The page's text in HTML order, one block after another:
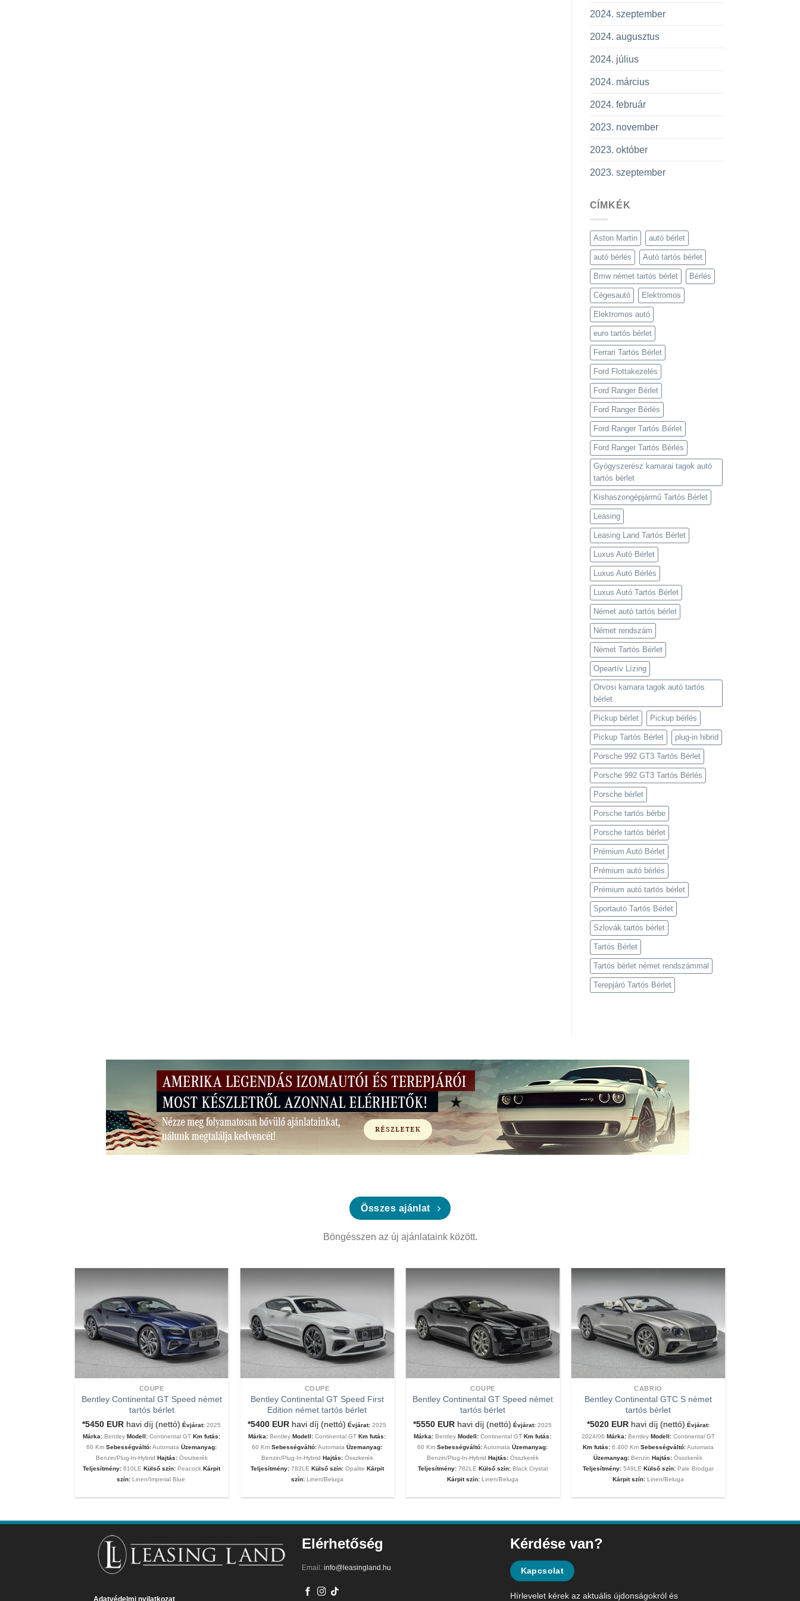
2024. szeptember
2024. augusztus
2024. július
2024. március
2024. február
2023. november
2023. október
2023. szeptember
CÍMKÉK
Aston Martin autó bérlet
autó bérlés Autó tartós bérlet
Bmw német tartós bérlet Bérlés
Cégesautó Elektromos
Elektromos autó
euro tartós bérlet
Ferrari Tartós Bérlet
Ford Flottakezelés
Ford Ranger Bérlet
Ford Ranger Bérlés
Ford Ranger Tartós Bérlet
Ford Ranger Tartós Bérlés
Gyógyszerész kamarai tagok autó
tartós bérlet
Kishaszongépjármű Tartós Bérlet
Leasing
Leasing Land Tartós Bérlet
Luxus Autó Bérlet
Luxus Autó Bérlés
Luxus Autó Tartós Bérlet
Német autó tartós bérlet
Német rendszám
Német Tartós Bérlet
Opeartív Lízing
Orvosi kamara tagok autó tartós
bérlet
Pickup bérlet Pickup bérlés
Pickup Tartós Bérlet plug-in hibrid
Porsche 992 GT3 Tartós Bérlet
Porsche 992 GT3 Tartós Bérlés
Porsche bérlet
Porsche tartós bérbe
Porsche tartós bérlet
Prémium Autó Bérlet
Prémium autó bérlés
Prémium autó tartós bérlet
Sportautó Tartós Bérlet
Szlovák tartós bérlet
Tartós Bérlet
Tartós bérlet német rendszámmal
Terepjáró Tartós Bérlet
Összes ajánlat
Böngésszen az új ajánlataink között.
COUPE
Bentley Continental GT Speed német
tartós bérlet
*5450 EUR havi díj (nettó) Évjárat: 2025
Márka: Bentley Modell: Continental GTKm futás:
60 KmSebességváltó:AutomataÜzemanyag:
Benzin/Plug-In-Hybrid Hajtás:Összkerék
Teljesítmény: 610LE Külső szín:PeacockKárpit
szín:Linen/Imperial Blue
COUPE
Bentley Continental GT Speed First
Edition német tartós bérlet
*5400 EUR havi díj (nettó) Évjárat: 2025
Márka: Bentley Modell: Continental GTKm futás:
60 KmSebességváltó:AutomataÜzemanyag:
Benzin/Plug-In-Hybrid Hajtás:Összkerék
Teljesítmény:782LE Külső szín: Opalite Kárpit
szín:Linen/Beluga
COUPE
Bentley Continental GT Speed német
tartós bérlet
*5550 EUR havi díj (nettó) Évjárat: 2025
Márka: Bentley Modell: Continental GTKm futás:
60 KmSebességváltó:AutomataÜzemanyag:
Benzin/Plug-In-Hybrid Hajtás:Összkerék
Teljesítmény:782LE Külső szín: Black Crystal
Kárpit szín:Linen/Beluga
CABRIO
Bentley Continental GTC S német
tartós bérlet
*5020 EUR havi díj (nettó) Évjárat:
2024/06 Márka:Bentley Modell:Continental GT
Km futás: 6.400 Km Sebességváltó:Automata
Üzemanyag: BenzinHajtás: Összkerék
Teljesítmény:549LE Külső szín: Pale Brodgar
Kárpit szín:Linen/Beluga
Adatvédelmi nyilatkozat
Elérhetőség
Email: info@leasingland.hu
Kérdése van?
Kapcsolat
Hírlevelet kérek az aktuális újdonságokról és